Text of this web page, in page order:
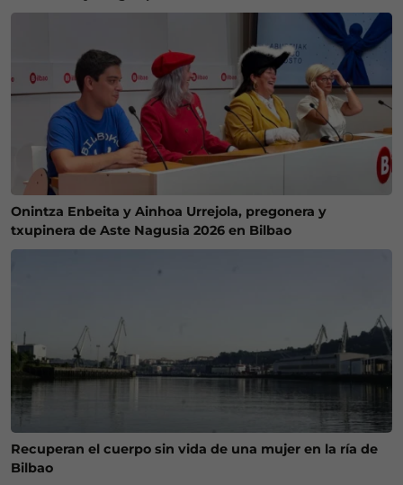
Onintza Enbeita y Ainhoa Urrejola, pregonera y
txupinera de Aste Nagusia 2026 en Bilbao
Recuperan el cuerpo sin vida de una mujer en la ría de
Bilbao